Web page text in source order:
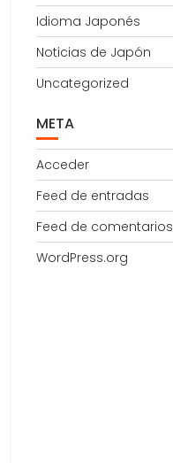
Idioma Japonés
Noticias de Japón
Uncategorized
META
Acceder
Feed de entradas
Feed de comentarios
WordPress.org